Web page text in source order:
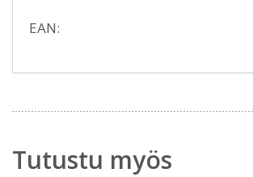
EAN:
Tutustu myös